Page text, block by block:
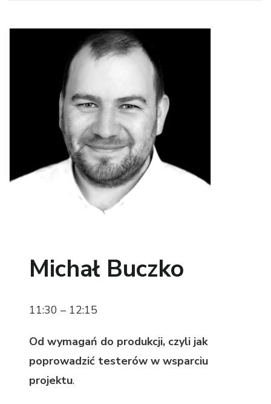
Michał Buczko
11:30 – 12:15
Od wymagań do produkcji, czyli jak
poprowadzić testerów w wsparciu
projektu.